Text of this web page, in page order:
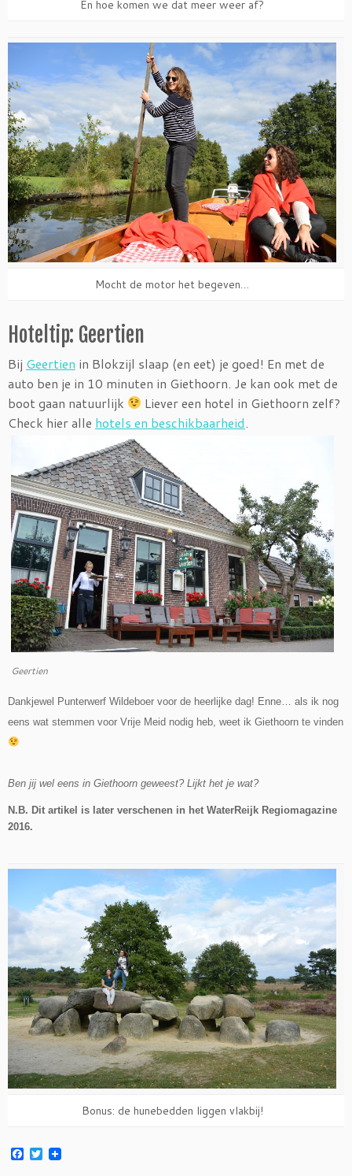
En hoe komen we dat meer weer af?
Mocht de motor het begeven…
Hoteltip: Geertien
Bij Geertien in Blokzijl slaap (en eet) je goed! En met de
auto ben je in 10 minuten in Giethoorn. Je kan ook met de
boot gaan natuurlijk
Liever een hotel in Giethoorn zelf?
Check hier alle hotels en beschikbaarheid.
Geertien
Dankjewel Punterwerf Wildeboer voor de heerlijke dag! Enne… als ik nog
eens wat stemmen voor Vrije Meid nodig heb, weet ik Giethoorn te vinden
Ben jij wel eens in Giethoorn geweest? Lijkt het je wat?
N.B. Dit artikel is later verschenen in het WaterReijk Regiomagazine
2016.
Bonus: de hunebedden liggen vlakbij!
F T
w